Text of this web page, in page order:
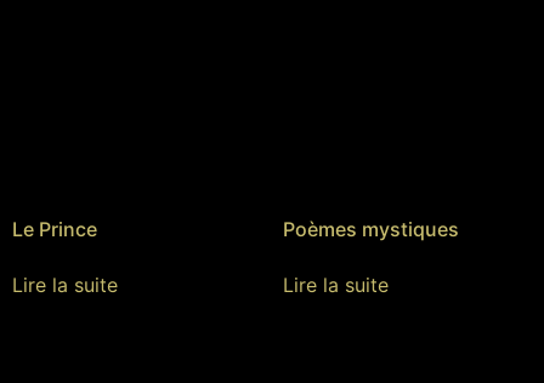
Le Prince
Lire la suite
Poèmes mystiques
Lire la suite